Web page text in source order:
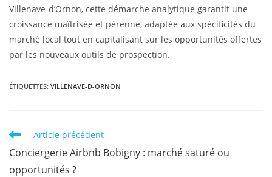
Villenave-d’Ornon, cette démarche analytique garantit une
croissance maîtrisée et pérenne, adaptée aux spécificités du
marché local tout en capitalisant sur les opportunités offertes
par les nouveaux outils de prospection.
ÉTIQUETTES: VILLENAVE-D-ORNON
Article précédent
Conciergerie Airbnb Bobigny : marché saturé ou
opportunités ?